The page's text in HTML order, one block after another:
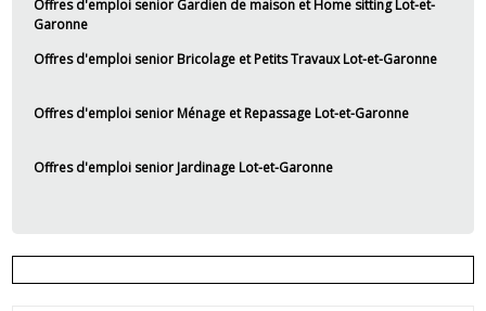
Offres d'emploi senior Gardien de maison et Home sitting Lot-et-
Garonne
Offres d'emploi senior Bricolage et Petits Travaux Lot-et-Garonne
Offres d'emploi senior Ménage et Repassage Lot-et-Garonne
Offres d'emploi senior Jardinage Lot-et-Garonne